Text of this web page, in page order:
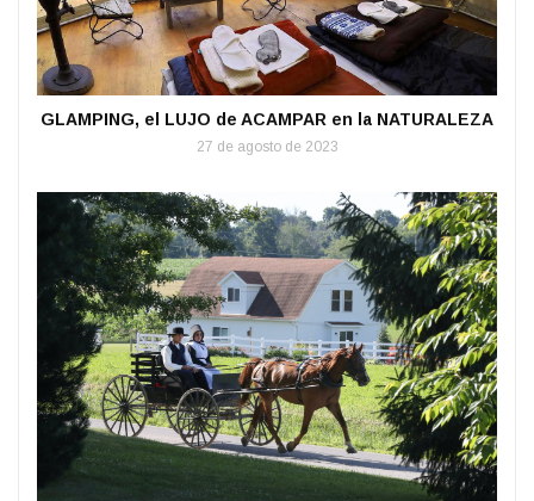
GLAMPING, el LUJO de ACAMPAR en la NATURALEZA
27 de agosto de 2023